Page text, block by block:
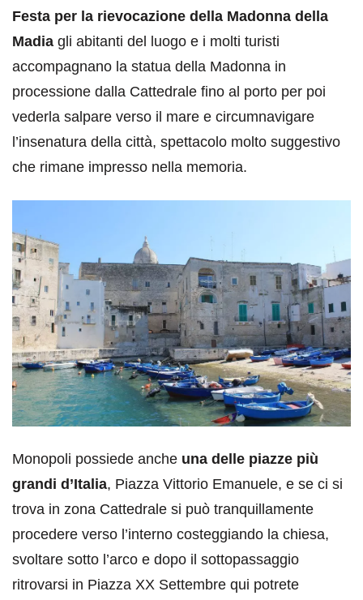
Festa per la rievocazione della Madonna della
Madia gli abitanti del luogo e i molti turisti
accompagnano la statua della Madonna in
processione dalla Cattedrale fino al porto per poi
vederla salpare verso il mare e circumnavigare
l’insenatura della città, spettacolo molto suggestivo
che rimane impresso nella memoria.
Monopoli possiede anche una delle piazze più
grandi d’Italia, Piazza Vittorio Emanuele, e se ci si
trova in zona Cattedrale si può tranquillamente
procedere verso l’interno costeggiando la chiesa,
svoltare sotto l’arco e dopo il sottopassaggio
ritrovarsi in Piazza XX Settembre qui potrete